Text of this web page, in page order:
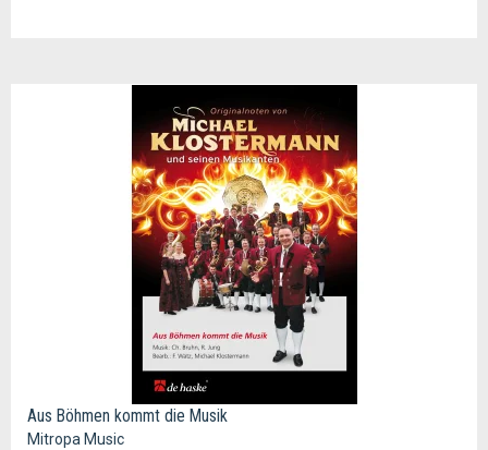
Aus Böhmen kommt die Musik
Mitropa Music